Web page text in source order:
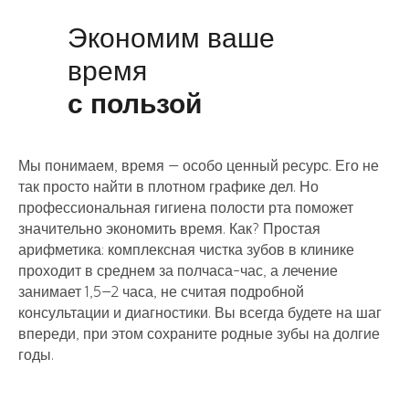
Экономим ваше
время
с пользой
Мы понимаем, время — особо ценный ресурс. Его не
так просто найти в плотном графике дел. Но
профессиональная гигиена полости рта поможет
значительно экономить время. Как? Простая
арифметика: комплексная чистка зубов в клинике
проходит в среднем за полчаса-час, а лечение
занимает 1,5–2 часа, не считая подробной
консультации и диагностики. Вы всегда будете на шаг
впереди, при этом сохраните родные зубы на долгие
годы.